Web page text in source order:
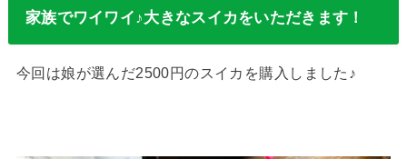
家族でワイワイ♪大きなスイカをいただきます！
今回は娘が選んだ2500円のスイカを購入しました♪